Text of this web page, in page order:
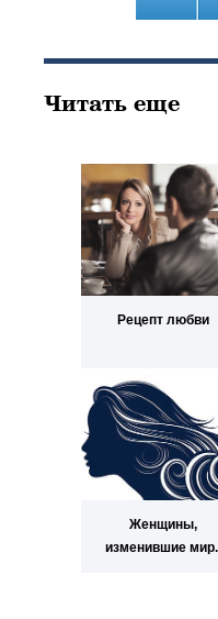
Читать еще
Рецепт любви
Женщины,
изменившие